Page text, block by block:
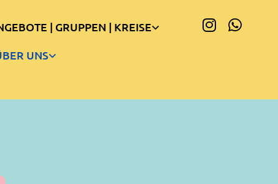
| GRUPPEN | KREISE
UNS